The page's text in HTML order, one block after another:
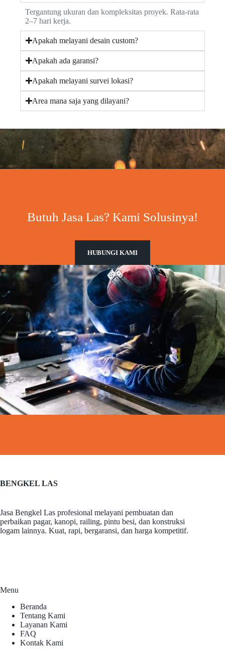
Tergantung ukuran dan kompleksitas proyek. Rata-rata
2–7 hari kerja.
Apakah melayani desain custom?
Apakah ada garansi?
Apakah melayani survei lokasi?
Area mana saja yang dilayani?
Butuh Jasa Las? Kami Solusinya!
HUBUNGI KAMI
BENGKEL LAS
Jasa Bengkel Las profesional melayani pembuatan dan
perbaikan pagar, kanopi, railing, pintu besi, dan konstruksi
logam lainnya. Kuat, rapi, bergaransi, dan harga kompetitif.
Menu
Beranda
Tentang Kami
Layanan Kami
FAQ
Kontak Kami